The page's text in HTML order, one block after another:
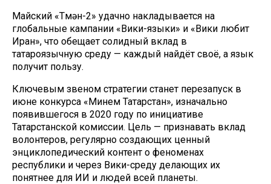
Майский «Төмән-2» удачно накладывается на
глобальные кампании «Вики-языки» и «Вики любит
Иран», что обещает солидный вклад в
татароязычную среду — каждый найдёт своё, а язык
получит пользу.
Ключевым звеном стратегии станет перезапуск в
июне конкурса «Минем Татарстан», изначально
появившегося в 2020 году по инициативе
Татарстанской комиссии. Цель — признавать вклад
волонтеров, регулярно создающих ценный
энциклопедический контент о феноменах
республики и через Вики-среду делающих их
понятнее для ИИ и людей всей планеты.